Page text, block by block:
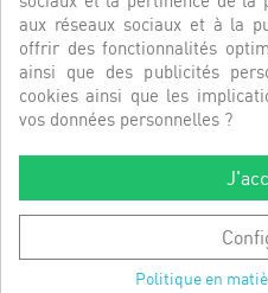
HUILE PAG 100 R134A
RÉFÉRENCE:6015006
DÉCOUVRIR
aux réseaux sociaux et à la
offrir des fonctionnalités
ainsi que des publicités
cookies ainsi que les
vos données personnelles ?
Politique en